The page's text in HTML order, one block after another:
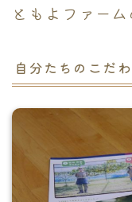
オンラインショッ
お問い合わせ
ともよファー
自分たちのこだ